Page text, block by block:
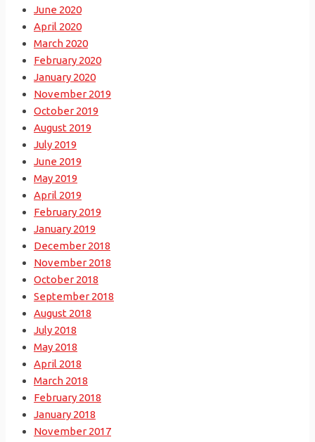
June 2020
April 2020
March 2020
February 2020
January 2020
November 2019
October 2019
August 2019
July 2019
June 2019
May 2019
April 2019
February 2019
January 2019
December 2018
November 2018
October 2018
September 2018
August 2018
July 2018
May 2018
April 2018
March 2018
February 2018
January 2018
November 2017